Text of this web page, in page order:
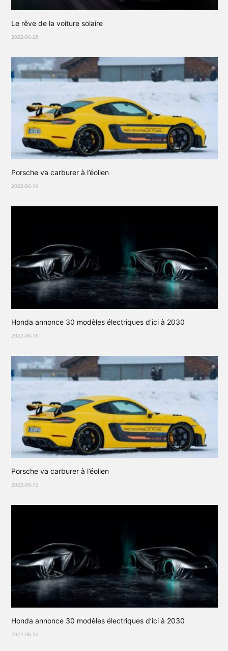
Le rêve de la voiture solaire
2022-06-28
Porsche va carburer à l’éolien
2022-06-16
Honda annonce 30 modèles électriques d’ici à 2030
2022-06-16
Porsche va carburer à l’éolien
2022-06-12
Honda annonce 30 modèles électriques d’ici à 2030
2022-06-12